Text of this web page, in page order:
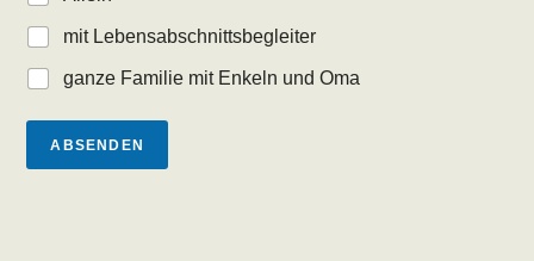
mit Lebensabschnittsbegleiter
ganze Familie mit Enkeln und Oma
ABSENDEN